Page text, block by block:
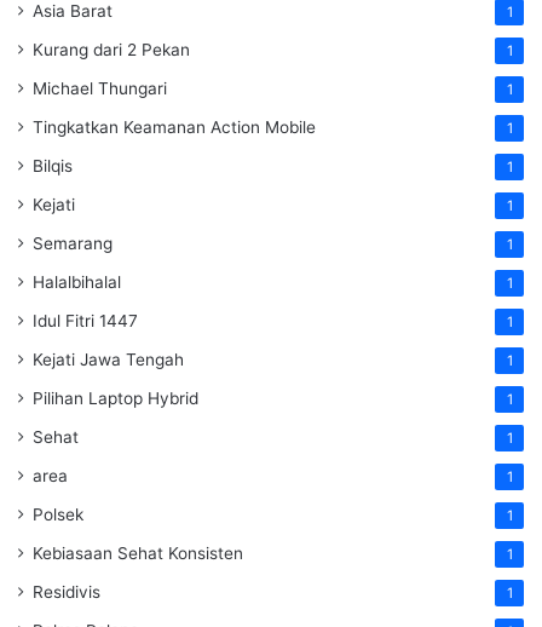
Asia Barat 1
Kurang dari 2 Pekan 1
Michael Thungari 1
Tingkatkan Keamanan Action Mobile 1
Bilqis 1
Kejati 1
Semarang 1
Halalbihalal 1
Idul Fitri 1447 1
Kejati Jawa Tengah 1
Pilihan Laptop Hybrid 1
Sehat 1
area 1
Polsek 1
Kebiasaan Sehat Konsisten 1
Residivis 1